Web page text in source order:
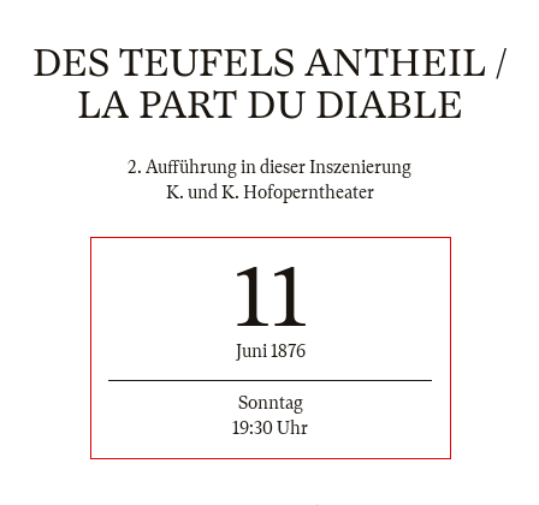
DES TEUFELS ANTHEIL /
LA PART DU DIABLE
2. Aufführung in dieser Inszenierung
K. und K. Hofoperntheater
11
Juni 1876
Sonntag
19:30 Uhr